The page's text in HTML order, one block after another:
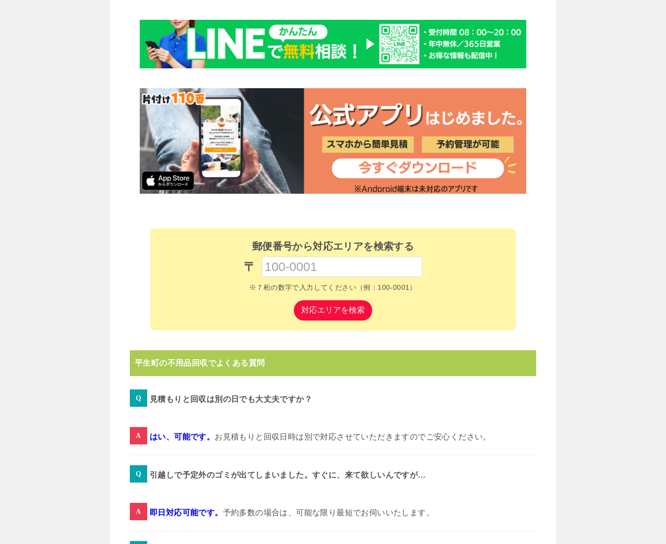
郵便番号から対応エリアを検索する
〒
※７桁の数字で入力してください（例：100-0001）
対応エリアを検索
平生町の不用品回収でよくある質問
見積もりと回収は別の日でも大丈夫ですか？
はい、可能です。 お見積もりと回収日時は別で対応させていただきますのでご安心ください。
引越しで予定外のゴミが出てしまいました。すぐに、来て欲しいんですが…
即日対応可能です。 予約多数の場合は、可能な限り最短でお伺いいたします。